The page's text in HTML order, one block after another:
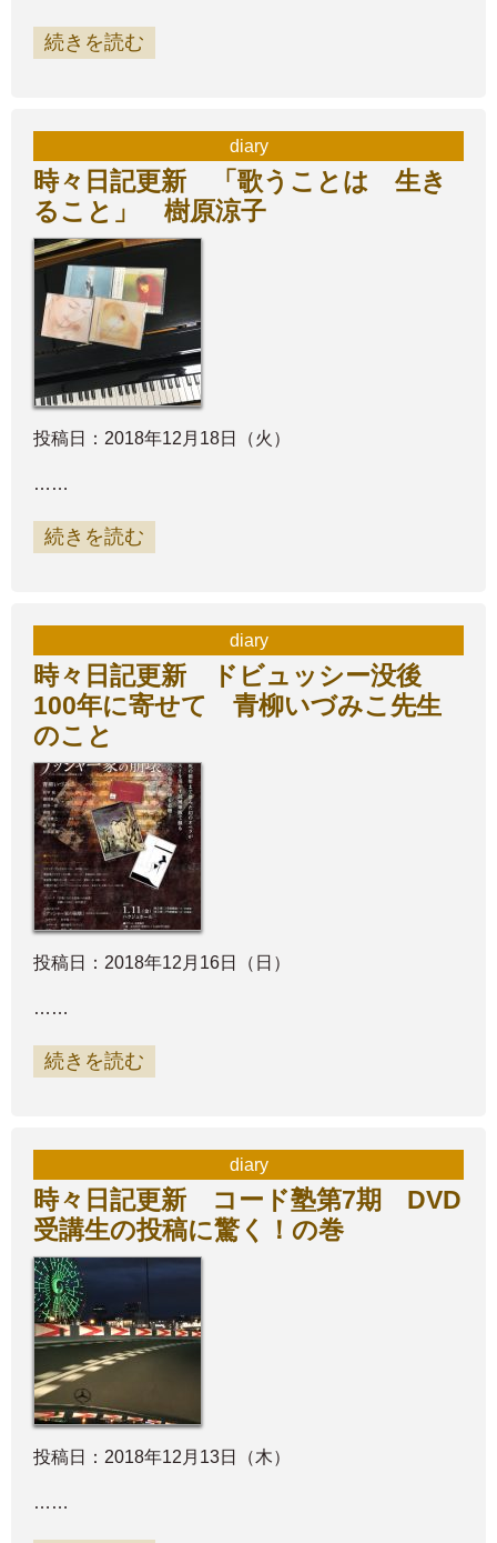
続きを読む
diary
時々日記更新 「歌うことは 生き
ること」 樹原涼子
投稿日：2018年12月18日（火）
……
続きを読む
diary
時々日記更新 ドビュッシー没後
100年に寄せて 青柳いづみこ先生
のこと
投稿日：2018年12月16日（日）
……
続きを読む
diary
時々日記更新 コード塾第7期 DVD
受講生の投稿に驚く！の巻
投稿日：2018年12月13日（木）
……